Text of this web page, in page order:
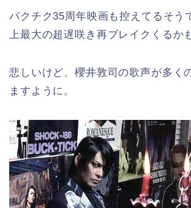
バクチク35周年映画も控えてるそう
上最大の超遅咲き再ブレイクくるか
悲しいけど、櫻井敦司の歌声が多く
ますように。